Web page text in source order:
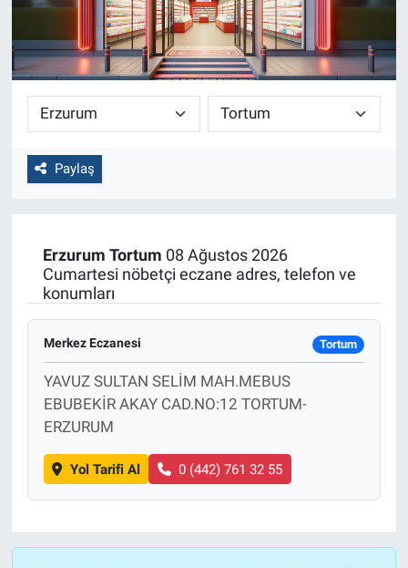
Paylaş
Erzurum Tortum 08 Ağustos 2026
Cumartesi nöbetçi eczane adres, telefon ve
konumları
Merkez Eczanesi Tortum
YAVUZ SULTAN SELİM MAH.MEBUS
EBUBEKİR AKAY CAD.NO:12 TORTUM-
ERZURUM
Yol Tarifi Al 0 (442) 761 32 55